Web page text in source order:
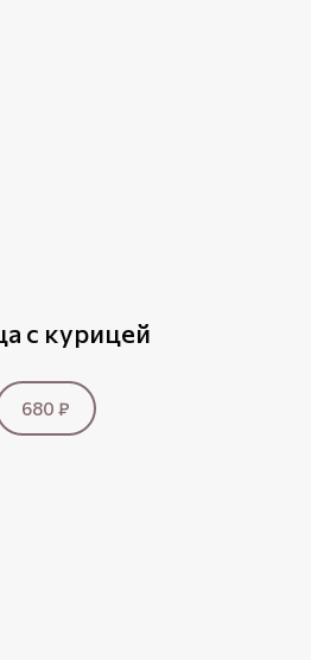
с курицей
680 ₽